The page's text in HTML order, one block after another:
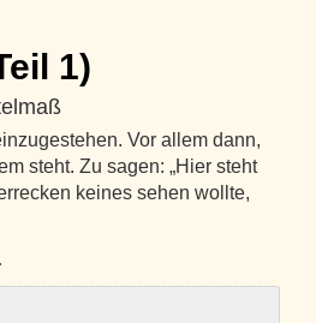
1)
Vor allem dann,
steht. Zu sagen: „Hier steht
keines sehen wollte,